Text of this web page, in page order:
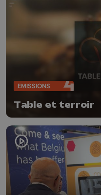
ÉMISSIONS
Table et terroir